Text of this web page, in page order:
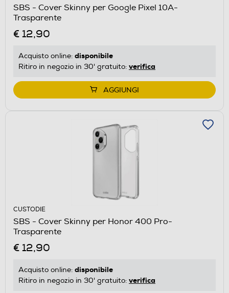
SBS - Cover Skinny per Google Pixel 10A-
Trasparente
€ 12,90
Acquisto online: disponibile
Ritiro in negozio in 30' gratuito: verifica
AGGIUNGI
CUSTODIE
SBS - Cover Skinny per Honor 400 Pro-
Trasparente
€ 12,90
Acquisto online: disponibile
Ritiro in negozio in 30' gratuito: verifica